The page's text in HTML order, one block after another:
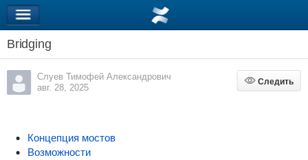
Bridging
Слуев Тимофей Александрович
авг. 28, 2025
Следить
Следить
Концепция мостов
Возможности